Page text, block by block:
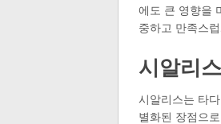
에도 큰 영향을
중하고 만족스
시알리
시알리스는 타
별화된 장점으